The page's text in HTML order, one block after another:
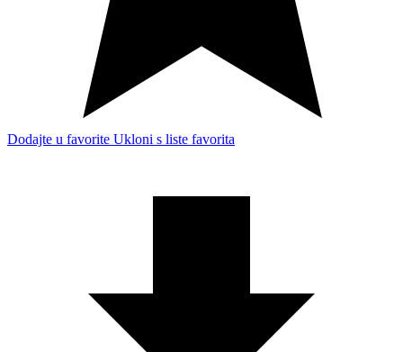
Dodajte u favorite Ukloni s liste favorita